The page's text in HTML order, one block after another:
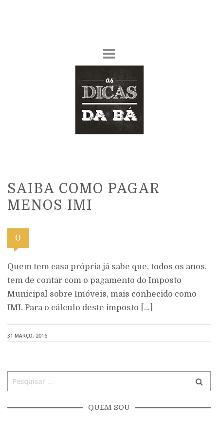
SAIBA COMO PAGAR
MENOS IMI
0
Quem tem casa própria já sabe que, todos os anos,
tem de contar com o pagamento do Imposto
Municipal sobre Imóveis, mais conhecido como
IMI. Para o cálculo deste imposto […]
31 MARÇO, 2016
QUEM SOU